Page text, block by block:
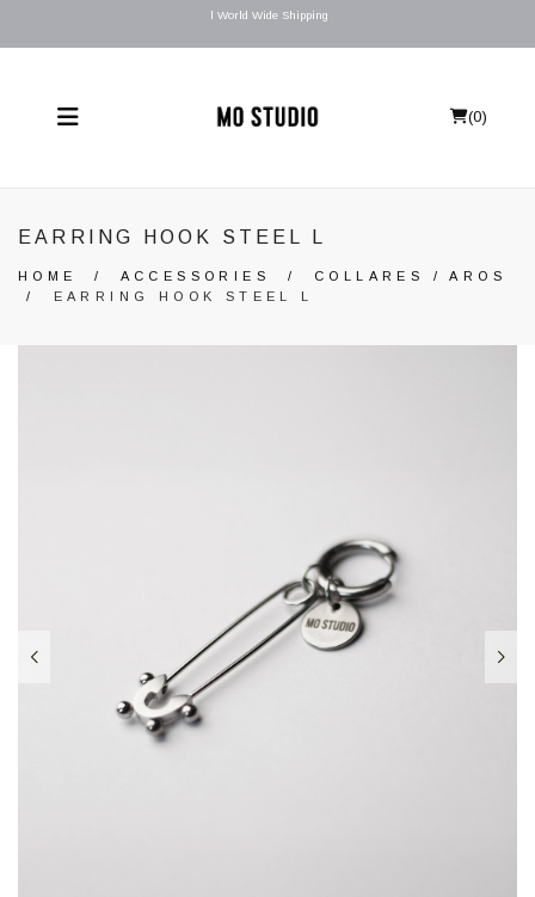
l World Wide Shipping
(0)
EARRING HOOK STEEL L
HOME / ACCESSORIES / COLLARES / AROS
/
EARRING HOOK STEEL L